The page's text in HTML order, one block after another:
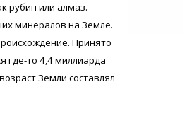
рубин или алмаз.
минералов на Земле.
Принято
где-то 4,4 миллиарда
Земли составлял